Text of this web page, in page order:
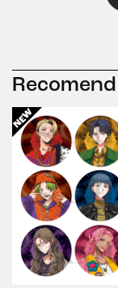
Recomend